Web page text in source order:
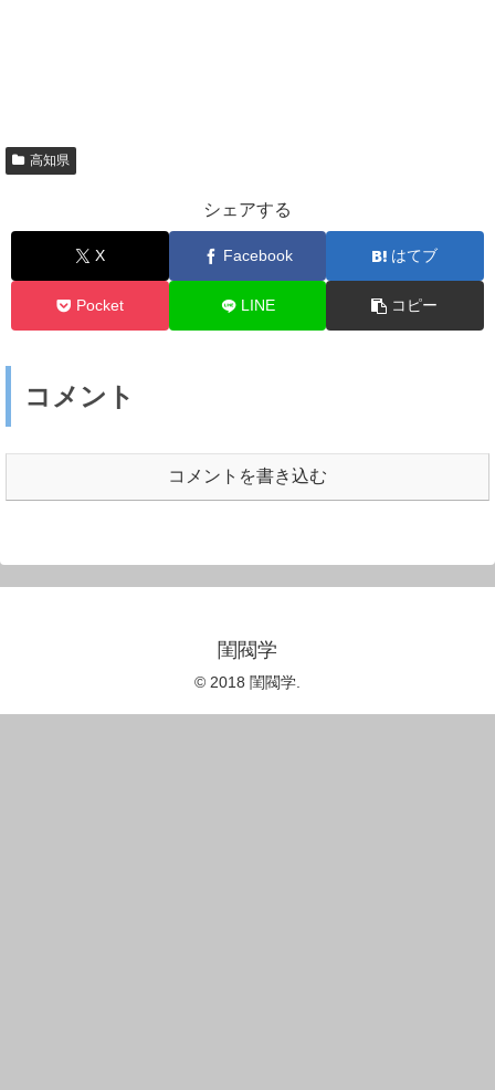
高知県
シェアする
X Facebook はてブ
Pocket LINE コピー
コメント
コメントを書き込む
閨閥学
© 2018 閨閥学.